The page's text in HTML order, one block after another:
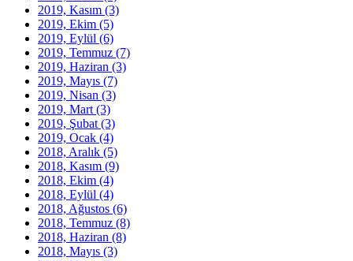
2019, Kasım (3)
2019, Ekim (5)
2019, Eylül (6)
2019, Temmuz (7)
2019, Haziran (3)
2019, Mayıs (7)
2019, Nisan (3)
2019, Mart (3)
2019, Şubat (3)
2019, Ocak (4)
2018, Aralık (5)
2018, Kasım (9)
2018, Ekim (4)
2018, Eylül (4)
2018, Ağustos (6)
2018, Temmuz (8)
2018, Haziran (8)
2018, Mayıs (3)